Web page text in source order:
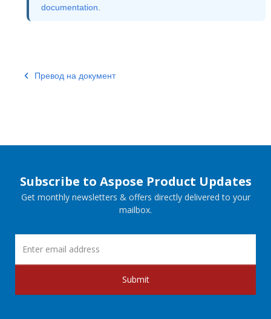
documentation
Превод на документ
Subscribe to Aspose Product Updates
Get monthly newsletters & offers directly delivered to your
mailbox.
Submit